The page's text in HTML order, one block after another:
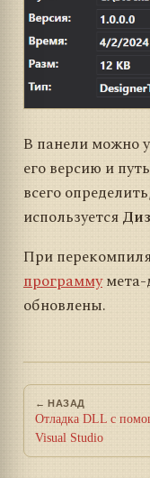
В панели можно
его версию и
всего
используется
При
программумета-
обновлены.
← НАЗАД
Отладка DLL с
Visual Studio